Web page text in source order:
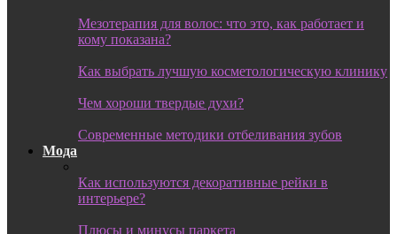
Мезотерапия для волос: что это, как работает и
кому показана?
Как выбрать лучшую косметологическую клинику
Чем хороши твердые духи?
Современные методики отбеливания зубов
Мода
Как используются декоративные рейки в
интерьере?
Плюсы и минусы паркета